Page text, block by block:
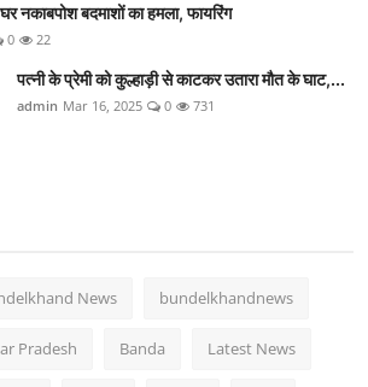
नकाबपोश बदमाशों का हमला, फायरिंग
0 22
पत्नी के प्रेमी को कुल्हाड़ी से काटकर उतारा मौत के घाट,...
admin Mar 16, 2025 0 731
News bundelkhandnews
Pradesh Banda Latest News